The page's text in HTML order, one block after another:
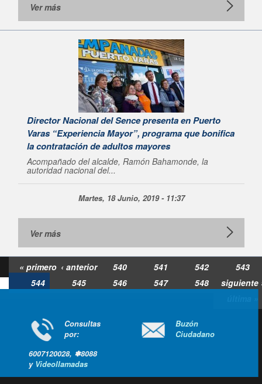
Ver más
Director Nacional del Sence presenta en Puerto
Varas “Experiencia Mayor”, programa que bonifica
la contratación de adultos mayores
Acompañado del alcalde, Ramón Bahamonde, la
autoridad nacional del...
Martes, 18 Junio, 2019 - 11:37
Ver más
« primero ‹ anterior 540 541 542
543
544
545 546 547 548
siguiente
Consultas
por:
6007120028, ✽8088
yVideollamadas
Buzón
Ciudadano